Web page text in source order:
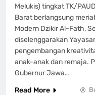
Melukis) tingkat TK/
Barat berlangsung
Modern Dzikir Al-Fath,
diselenggarakan
pengembangan
anak-anak dan remaja.
Gubernur Jawa…
Read More